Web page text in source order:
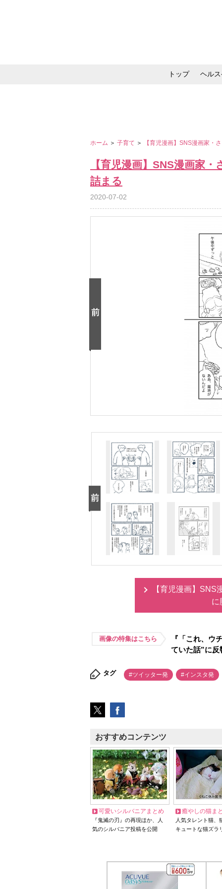
トップ ヘル
ホーム ＞ 子育て ＞ 【育児漫画】SNS漫画家・
【育児漫画】SNS漫画家
詰まる
2020-07-02
【育児漫画】SNS
に
画像の特集はこちら
『「これ、ウ
ていた話”に反
タグ #ツイッター発 #インスタ発
おすすめコンテンツ
可愛いシルバニアまとめ
『鬼滅の刃』の再現ほか、人
気のシルバニア投稿を公開
癒やしの猫ま
人気タレント猫
キュートな猫ズラ